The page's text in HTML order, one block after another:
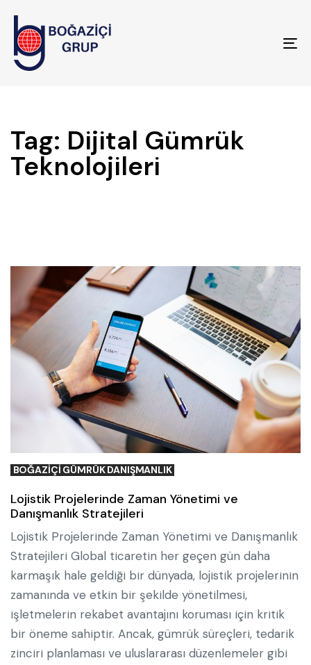
Tag: Dijital Gümrük
Teknolojileri
BOĞAZIÇI GÜMRÜK DANIŞMANLIK
Lojistik Projelerinde Zaman Yönetimi ve
Danışmanlık Stratejileri
Lojistik Projelerinde Zaman Yönetimi ve Danışmanlık
Stratejileri Global ticaretin her geçen gün daha
karmaşık hale geldiği bir dünyada, lojistik projelerinin
zamanında ve etkin bir şekilde yönetilmesi,
işletmelerin rekabet avantajını koruması için kritik
bir öneme sahiptir. Ancak, gümrük süreçleri, tedarik
zinciri planlaması ve uluslararası düzenlemeler gibi